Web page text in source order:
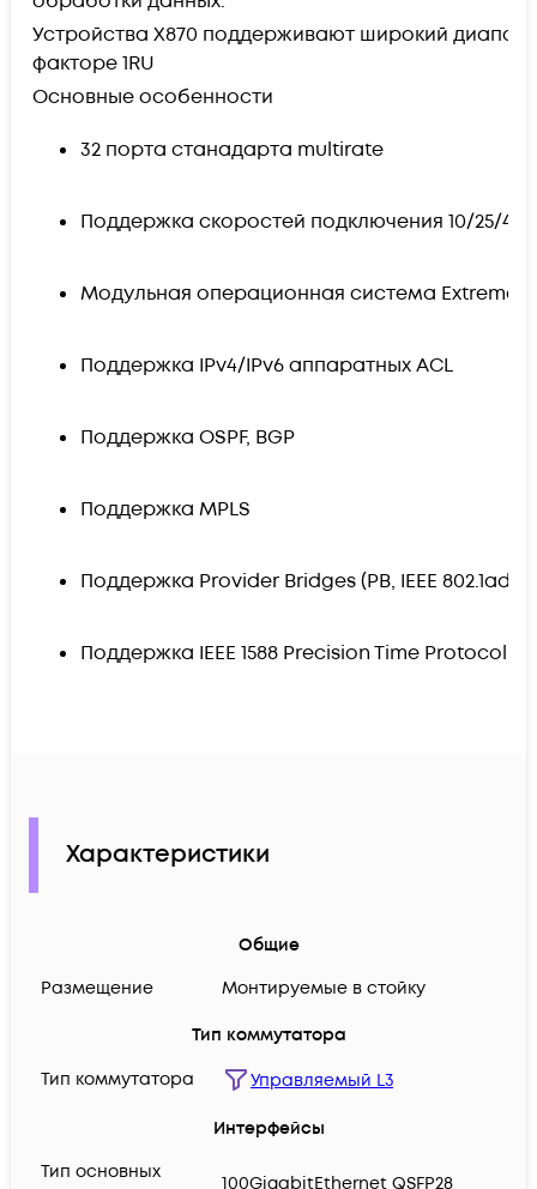
Устройства X870 поддерживают широкий
факторе 1RU
Основные особенности
32 порта станадарта multirate
Поддержка скоростей подключения 10/25/
Модульная операционная система
Поддержка IPv4/IPv6 аппаратных ACL
Поддержка OSPF, BGP
Поддержка MPLS
Поддержка Provider Bridges (PB, IEEE 802.1ad).
Поддержка IEEE 1588 Precision Time Protocol
Характеристики
Общие
Размещение
Монтируемые в стойку
Тип коммутатора
Тип коммутатора
Управляемый L3
Интерфейсы
Тип основных
100GigabitEthernet QSFP28